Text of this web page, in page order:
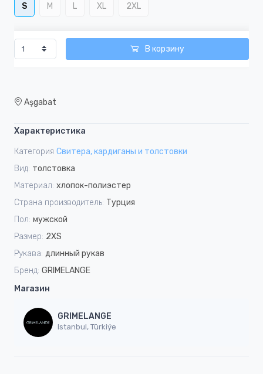
S M L XL 2XL
В корзину
Aşgabat
Характеристика
Категория Свитера, кардиганы и толстовки
Вид: толстовка
Материал: хлопок-полиэстер
Страна производитель: Турция
Пол: мужской
Размер: 2XS
Рукава: длинный рукав
Бренд: GRIMELANGE
Магазин
GRIMELANGE
Istanbul, Türkiýe